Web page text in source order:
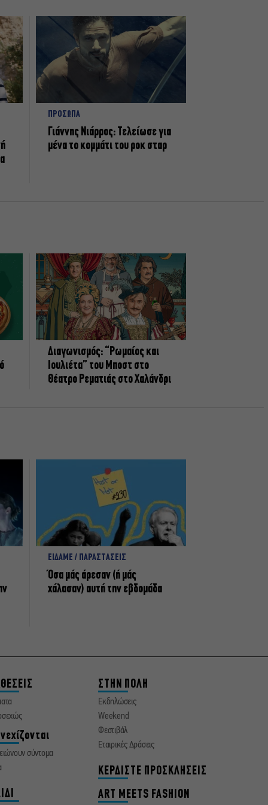
ΠΡΟΣΩΠΑ
Γιάννης Νιάρρος: Τελείωσε για
μένα το κομμάτι του ροκ σταρ
Διαγωνισμός: “Ρωμαίος και
Ιουλιέτα” του Μποστ στο
Θέατρο Ρεματιάς στο Χαλάνδρι
ΕΙΔΑΜΕ / ΠΑΡΑΣΤΑΣΕΙΣ
Όσα μάς άρεσαν (ή μάς
χάλασαν) αυτή την εβδομάδα
σύντομα
ΣΤΗΝ ΠΟΛΗ
Εκδηλώσεις
Weekend
Φεστιβάλ
Εταιρικές Δράσεις
ΚΕΡΔΙΣΤΕ ΠΡΟΣΚΛΗΣΕΙΣ
ART MEETS FASHION